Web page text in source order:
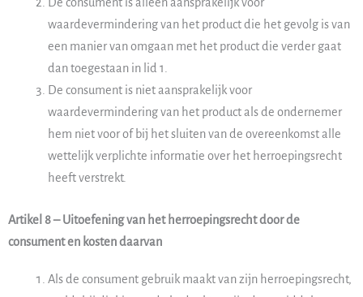
De consument is alleen aansprakelijk voor
waardevermindering van het product die het gevolg is van
een manier van omgaan met het product die verder gaat
dan toegestaan in lid 1.
De consument is niet aansprakelijk voor
waardevermindering van het product als de ondernemer
hem niet voor of bij het sluiten van de overeenkomst alle
wettelijk verplichte informatie over het herroepingsrecht
heeft verstrekt.
Artikel 8 – Uitoefening van het herroepingsrecht door de
consument en kosten daarvan
Als de consument gebruik maakt van zijn herroepingsrecht,